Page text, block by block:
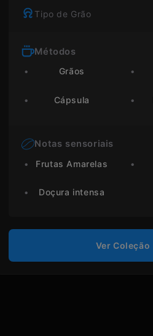
Tipo de Grão
Métodos
Grãos
Cápsula
Notas sensoriais
Frutas Amarelas
Doçura intensa
Ver Coleção